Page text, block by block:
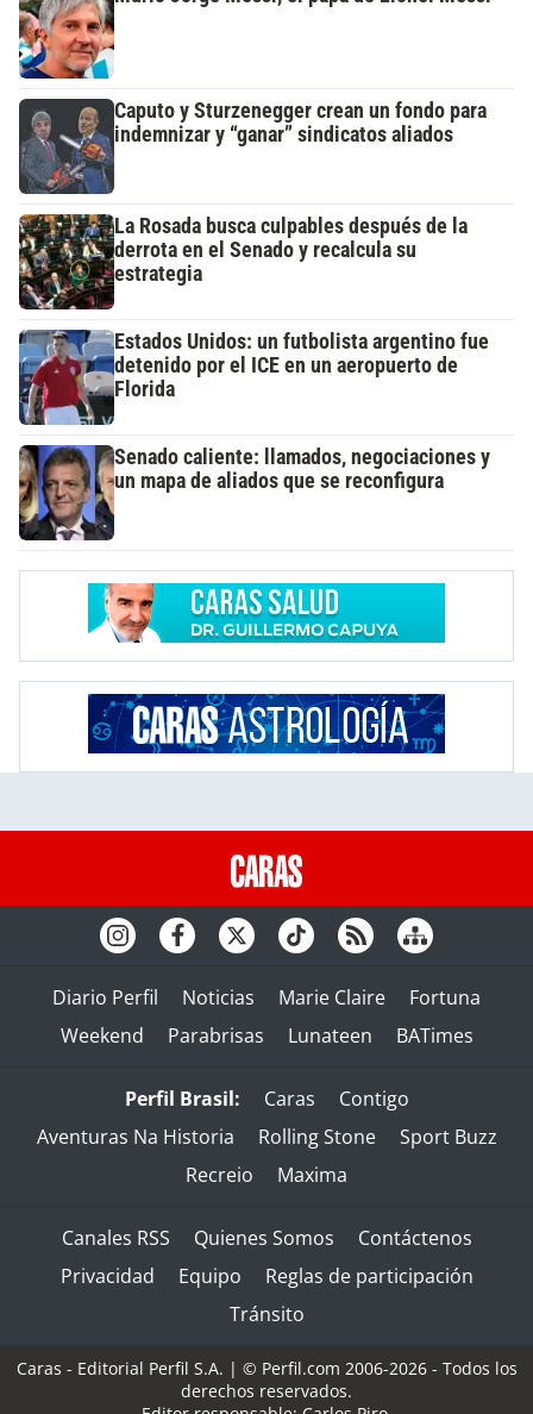
Caputo y Sturzenegger crean un fondo para
indemnizar y “ganar” sindicatos aliados
La Rosada busca culpables después de la
derrota en el Senado y recalcula su
estrategia
Estados Unidos: un futbolista argentino fue
detenido por el ICE en un aeropuerto de
Florida
Senado caliente: llamados, negociaciones y
un mapa de aliados que se reconfigura
Diario Perfil Noticias Marie Claire
Fortuna
Weekend
Parabrisas Lunateen BATimes
Perfil Brasil: Caras
Contigo
Aventuras Na Historia
Rolling Stone
Sport Buzz
Recreio
Maxima
Canales RSS Quienes Somos
Contáctenos
Privacidad
Equipo
Reglas de participación
Tránsito
Caras - Editorial Perfil S.A. | © Perfil.com 2006-2026 - Todos los
derechos reservados.